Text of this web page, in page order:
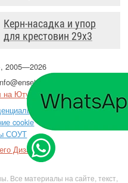
Керн-насадка и упор
для крестовин 29x3
2005—2026
Ютубе
cookie
СОУТ
Дизайна
материалы на сайте, текст,